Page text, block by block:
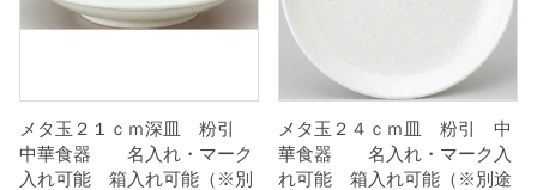
-
1
4
メタ玉２１ｃｍ深皿 粉引
中華食器 名入れ・マーク
入れ可能 箱入れ可能（※別
メタ玉２４ｃｍ皿 粉引 中
華食器 名入れ・マーク入
れ可能 箱入れ可能（※別途